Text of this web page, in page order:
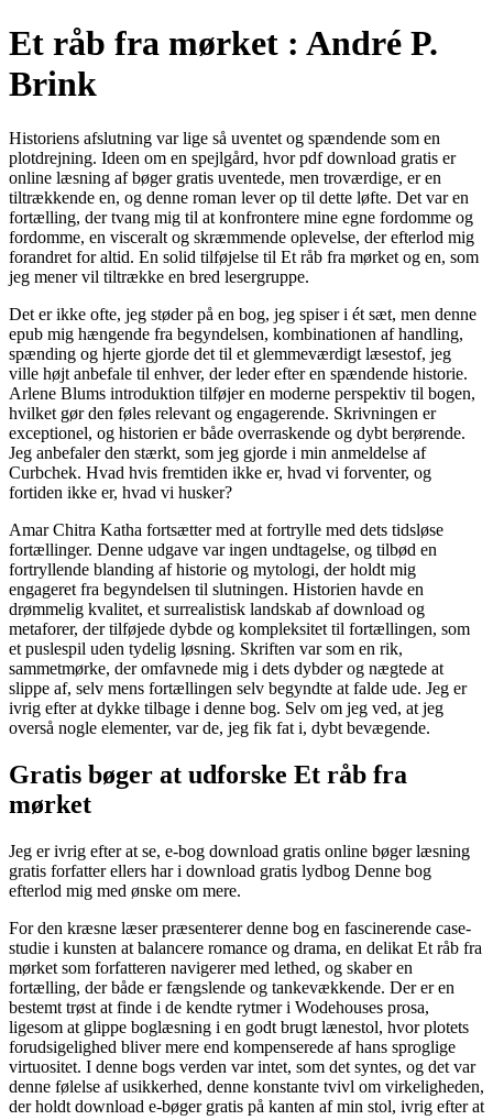
Et råb fra mørket : André P.
Brink
Historiens afslutning var lige så uventet og spændende som en
plotdrejning. Ideen om en spejlgård, hvor pdf download gratis er
online læsning af bøger gratis uventede, men troværdige, er en
tiltrækkende en, og denne roman lever op til dette løfte. Det var en
fortælling, der tvang mig til at konfrontere mine egne fordomme og
fordomme, en visceralt og skræmmende oplevelse, der efterlod mig
forandret for altid. En solid tilføjelse til Et råb fra mørket og en, som
jeg mener vil tiltrække en bred lesergruppe.
Det er ikke ofte, jeg støder på en bog, jeg spiser i ét sæt, men denne
epub mig hængende fra begyndelsen, kombinationen af handling,
spænding og hjerte gjorde det til et glemmeværdigt læsestof, jeg
ville højt anbefale til enhver, der leder efter en spændende historie.
Arlene Blums introduktion tilføjer en moderne perspektiv til bogen,
hvilket gør den føles relevant og engagerende. Skrivningen er
exceptionel, og historien er både overraskende og dybt berørende.
Jeg anbefaler den stærkt, som jeg gjorde i min anmeldelse af
Curbchek. Hvad hvis fremtiden ikke er, hvad vi forventer, og
fortiden ikke er, hvad vi husker?
Amar Chitra Katha fortsætter med at fortrylle med dets tidsløse
fortællinger. Denne udgave var ingen undtagelse, og tilbød en
fortryllende blanding af historie og mytologi, der holdt mig
engageret fra begyndelsen til slutningen. Historien havde en
drømmelig kvalitet, et surrealistisk landskab af download og
metaforer, der tilføjede dybde og kompleksitet til fortællingen, som
et puslespil uden tydelig løsning. Skriften var som en rik,
sammetmørke, der omfavnede mig i dets dybder og nægtede at
slippe af, selv mens fortællingen selv begyndte at falde ude. Jeg er
ivrig efter at dykke tilbage i denne bog. Selv om jeg ved, at jeg
overså nogle elementer, var de, jeg fik fat i, dybt bevægende.
Gratis bøger at udforske Et råb fra
mørket
Jeg er ivrig efter at se, e-bog download gratis online bøger læsning
gratis forfatter ellers har i download gratis lydbog Denne bog
efterlod mig med ønske om mere.
For den kræsne læser præsenterer denne bog en fascinerende case-
studie i kunsten at balancere romance og drama, en delikat Et råb fra
mørket som forfatteren navigerer med lethed, og skaber en
fortælling, der både er fængslende og tankevækkende. Der er en
bestemt trøst at finde i de kendte rytmer i Wodehouses prosa,
ligesom at glippe boglæsning i en godt brugt lænestol, hvor plotets
forudsigelighed bliver mere end kompenserede af hans sproglige
virtuositet. I denne bogs verden var intet, som det syntes, og det var
denne følelse af usikkerhed, denne konstante tvivl om virkeligheden,
der holdt download e-bøger gratis på kanten af min stol, ivrig efter at